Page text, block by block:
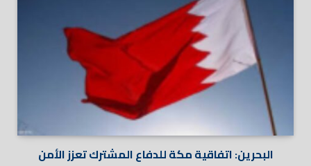
البحرين: اتفاقية مكة للدفاع المشترك تعزز الأمن